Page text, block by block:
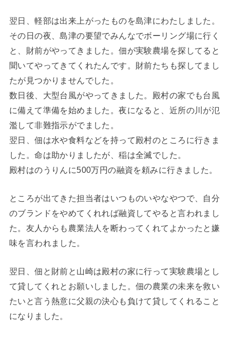
翌日、軽部は出来上がったものを島津にわたしました。
その日の夜、島津の要望でみんなでボーリング場に行く
と、財前がやってきました。佃が実験農場を探してると
聞いてやってきてくれたんです。財前たちも探してまし
たが見つかりませんでした。
数日後、大型台風がやってきました。殿村の家でも台風
に備えて準備を始めました。夜になると、近所の川が氾
濫して非難指示がでました。
翌日、佃は水や食料などを持って殿村のところに行きま
した。命は助かりましたが、稲は全滅でした。
殿村はのうりんに500万円の融資を頼みに行きました。
ところが出てきた担当者はいつものいやなやつで、自分
のブランドをやめてくれれば融資してやると言われまし
た。友人からも農業法人を断わってくれてよかったと嫌
味を言われました。
翌日、佃と財前と山崎は殿村の家に行って実験農場とし
て貸してくれとお願いしました。佃の農業の未来を救い
たいと言う熱意に父親の決心も負けて貸してくれること
になりました。